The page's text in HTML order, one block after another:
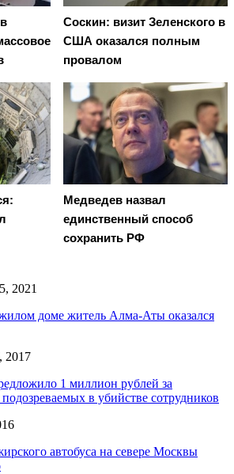
Соскин: визит Зеленского в
США оказался полным
провалом
Медведев назвал
единственный способ
сохранить РФ
2021
доме житель Алма-Аты оказался
2017
1 миллион рублей за
в убийстве сотрудников
автобуса на севере Москвы